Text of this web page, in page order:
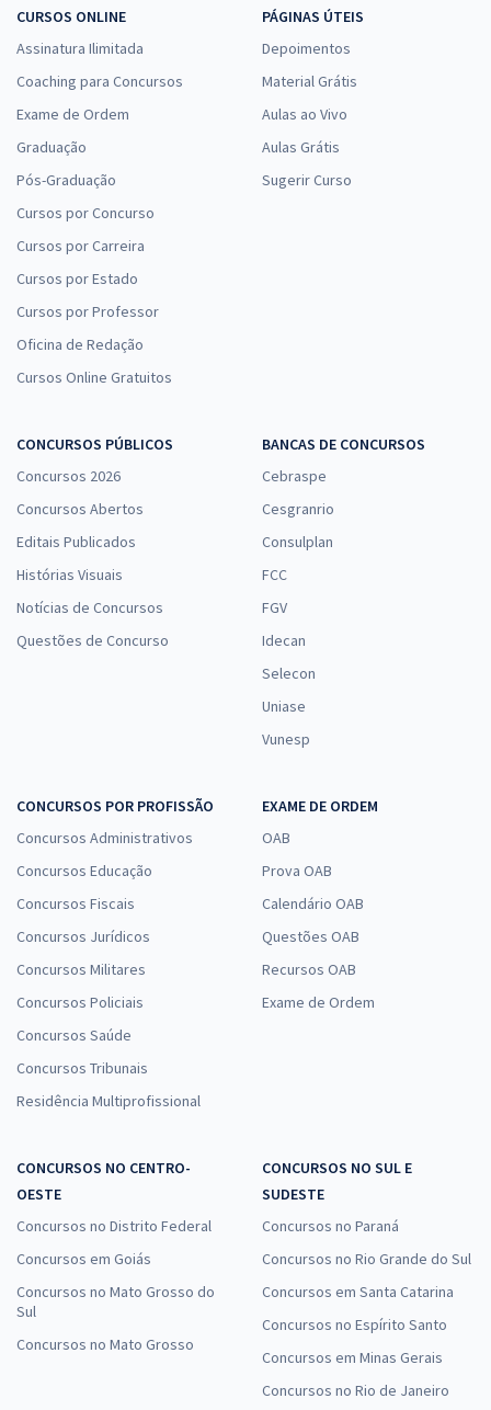
CURSOS ONLINE
Assinatura Ilimitada
Coaching para Concursos
Exame de Ordem
Graduação
Pós-Graduação
Cursos por Concurso
Cursos por Carreira
Cursos por Estado
Cursos por Professor
Oficina de Redação
Cursos Online Gratuitos
PÁGINAS ÚTEIS
Depoimentos
Material Grátis
Aulas ao Vivo
Aulas Grátis
Sugerir Curso
CONCURSOS PÚBLICOS
Concursos 2026
Concursos Abertos
Editais Publicados
Histórias Visuais
Notícias de Concursos
Questões de Concurso
BANCAS DE CONCURSOS
Cebraspe
Cesgranrio
Consulplan
FCC
FGV
Idecan
Selecon
Uniase
Vunesp
CONCURSOS POR PROFISSÃO
Concursos Administrativos
Concursos Educação
Concursos Fiscais
Concursos Jurídicos
Concursos Militares
Concursos Policiais
Concursos Saúde
Concursos Tribunais
Residência Multiprofissional
EXAME DE ORDEM
OAB
Prova OAB
Calendário OAB
Questões OAB
Recursos OAB
Exame de Ordem
CONCURSOS NO CENTRO-
OESTE
Concursos no Distrito Federal
Concursos em Goiás
Concursos no Mato Grosso do
Sul
Concursos no Mato Grosso
CONCURSOS NO SUL E
SUDESTE
Concursos no Paraná
Concursos no Rio Grande do Sul
Concursos em Santa Catarina
Concursos no Espírito Santo
Concursos em Minas Gerais
Concursos no Rio de Janeiro